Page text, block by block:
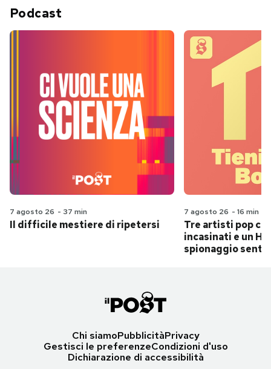
Podcast
7 agosto 26 - 37 min
Il difficile mestiere di ripetersi
7 agosto 26 - 16 min
Tre artisti pop
incasinati e un
spionaggio
Chi siamoPubblicitàPrivacy
Gestisci le preferenzeCondizioni d'uso
Dichiarazione di accessibilità